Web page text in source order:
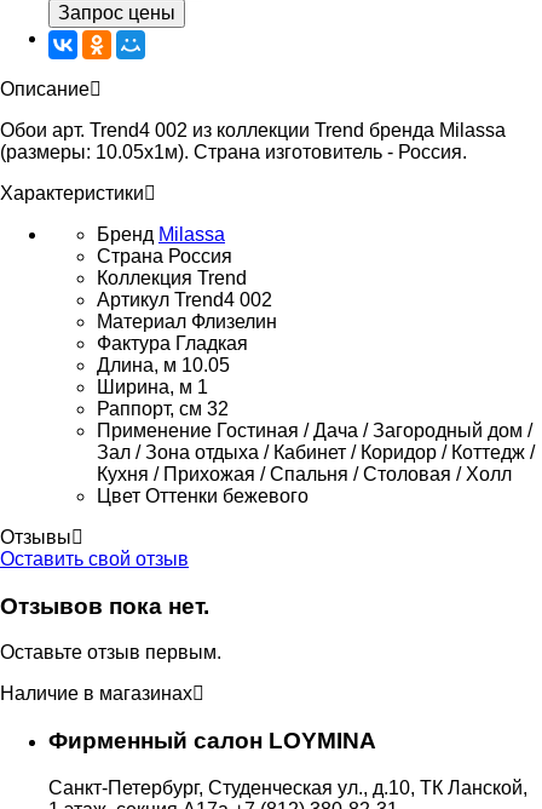
Запрос цены
Описание
Обои арт. Trend4 002 из коллекции Trend бренда Milassa
(размеры: 10.05х1м). Страна изготовитель - Россия.
Характеристики
Бренд Milassa
Страна Россия
Коллекция Trend
Артикул Trend4 002
Материал Флизелин
Фактура Гладкая
Длина, м 10.05
Ширина, м 1
Раппорт, см 32
Применение Гостиная / Дача / Загородный дом /
Зал / Зона отдыха / Кабинет / Коридор / Коттедж /
Кухня / Прихожая / Спальня / Столовая / Холл
Цвет Оттенки бежевого
Отзывы
Оставить свой отзыв
Отзывов пока нет.
Оставьте отзыв первым.
Наличие в магазинах
Фирменный салон LOYMINA
Санкт-Петербург, Студенческая ул., д.10, ТК Ланской,